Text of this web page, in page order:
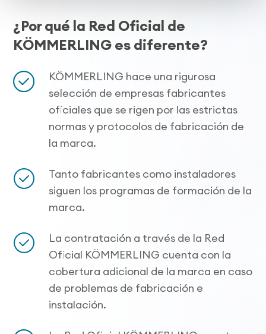
¿Por qué la Red Oficial de
KÖMMERLING es diferente?
KÖMMERLING hace una rigurosa
selección de empresas fabricantes
oficiales que se rigen por las estrictas
normas y protocolos de fabricación de
la marca.
Tanto fabricantes como instaladores
siguen los programas de formación de la
marca.
La contratación a través de la Red
Oficial KÖMMERLING cuenta con la
cobertura adicional de la marca en caso
de problemas de fabricación e
instalación.